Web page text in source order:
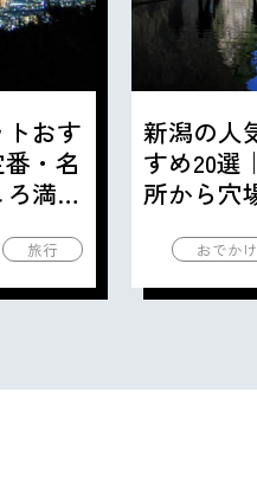
おす
・名
満載
旅行
新潟の人
すめ20選
所から穴
おでか